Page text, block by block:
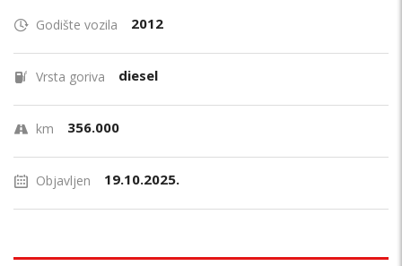
Godište vozila 2012
Vrsta goriva diesel
km 356.000
Objavljen 19.10.2025.